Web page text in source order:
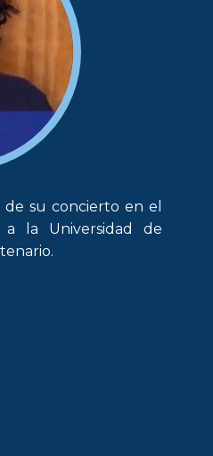
su concierto en el
la Universidad de